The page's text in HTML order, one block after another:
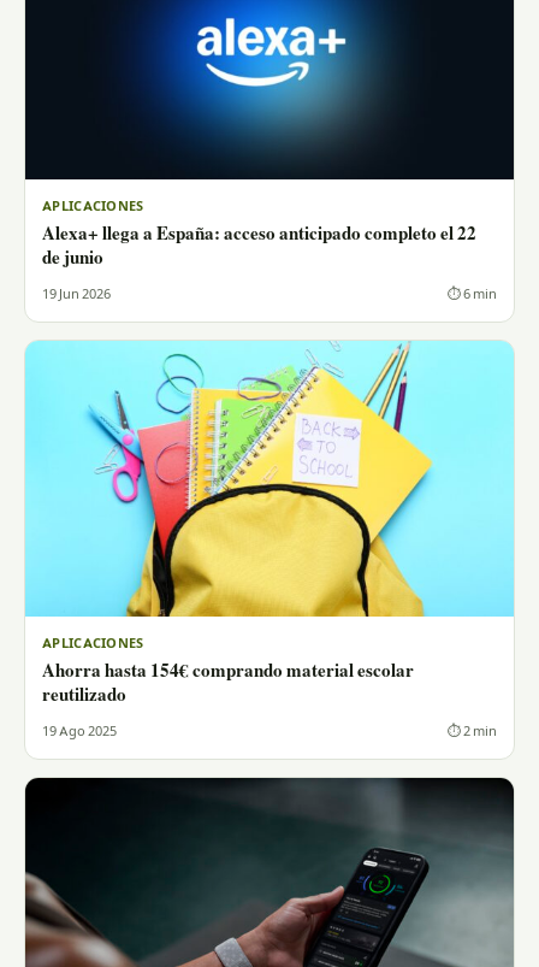
APLICACIONES
Alexa+ llega a España: acceso anticipado completo el 22
de junio
19 Jun 2026 ⏱ 6 min
APLICACIONES
Ahorra hasta 154€ comprando material escolar
reutilizado
19 Ago 2025 ⏱ 2 min